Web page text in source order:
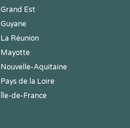
Grand Est
Guyane
La Réunion
Mayotte
Nouvelle-Aquitaine
Pays de la Loire
Île-de-France